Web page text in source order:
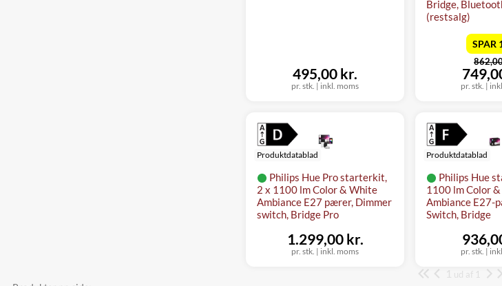
pr. stk. | inkl. moms
495,00 kr.
Bridge,
(restsalg)
pr. stk. |
før
nu
SPAR
Philips Hue Pro starterkit,
2 x 1100 lm Color & White
Ambiance E27 pærer, Dimmer
switch, Bridge Pro
Produktdatablad
pr. stk. | inkl. moms
1.299,00 kr.
Philips Hue
1100 lm Color
Ambiance E27-
Switch, Bridge
Produktdatablad
pr. stk. |
Side
ud af 1